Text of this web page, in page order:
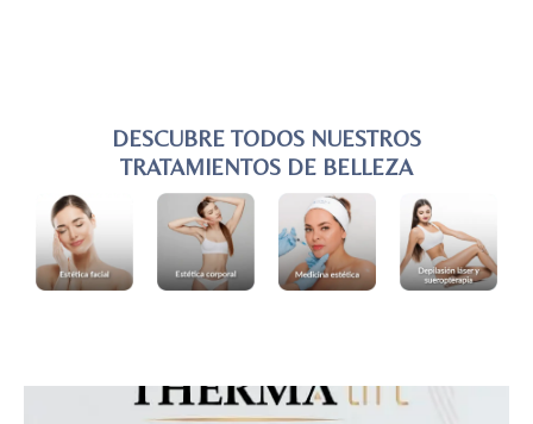
DESCUBRE TODOS NUESTROS
TRATAMIENTOS DE BELLEZA